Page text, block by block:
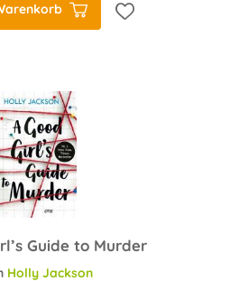
Guide to Murder
Holly Jackson